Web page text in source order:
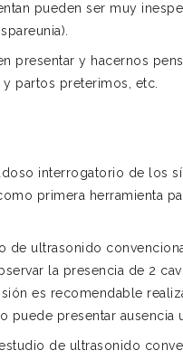
pueden ser muy
presentar y hacernos
partos preterimos, etc.
interrogatorio de los
primera herramienta
de ultrasonido
la presencia de 2
es recomendable
presentar ausencia
de ultrasonido